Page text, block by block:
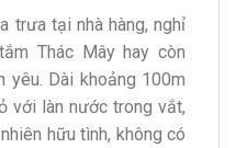
trưa tại nhà hàng, nghỉ
Thác Mây hay còn
Dài khoảng 100m
với làn nước trong vắt,
hữu tình, không có